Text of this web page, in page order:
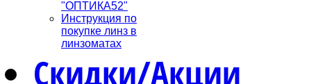
"ОПТИКА52"
Инструкция по
покупке линз в
линзоматах
Скидки/Акции